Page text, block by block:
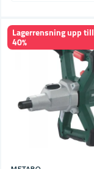
Lagerrensning upp till
40%